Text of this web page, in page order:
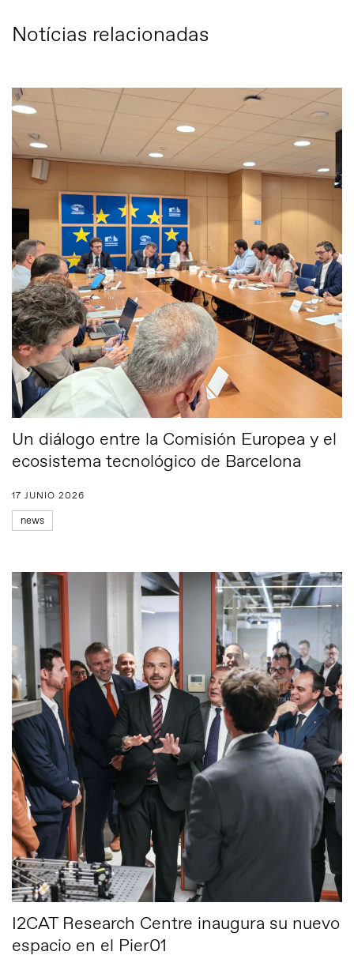
Notícias relacionadas
Un diálogo entre la Comisión Europea y el
ecosistema tecnológico de Barcelona
17 JUNIO 2026
news
I2CAT Research Centre inaugura su nuevo
espacio en el Pier01